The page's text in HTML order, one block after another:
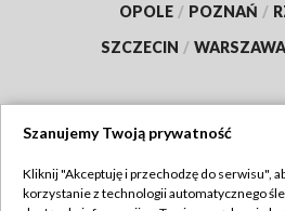
OPOLE / POZNAŃ /
SZCZECIN / WARSZAWA
TVP
Szanujemy Twoją prywatność
Kliknij "Akceptuję i przechodzę do serwisu",
korzystanie z technologii automatycznego